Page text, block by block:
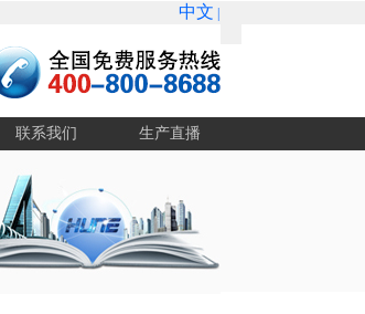
中文
联系我们 生产直播